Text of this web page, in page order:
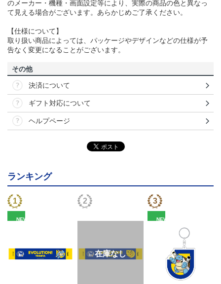
のメーカー・機種・画面設定等により、実際の商品の色と異なっ
て見える場合がございます。あらかじめご了承ください。
【仕様について】
取り扱い商品によっては、パッケージやデザインなどの仕様が予
告なく変更になることがございます。
その他
決済について
ギフト対応について
ヘルプページ
ランキング
NEW NEW